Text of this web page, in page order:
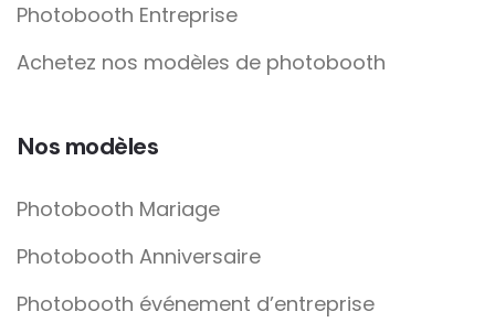
Photobooth Entreprise
Achetez nos modèles de photobooth
Nos modèles
Photobooth Mariage
Photobooth Anniversaire
Photobooth événement d’entreprise